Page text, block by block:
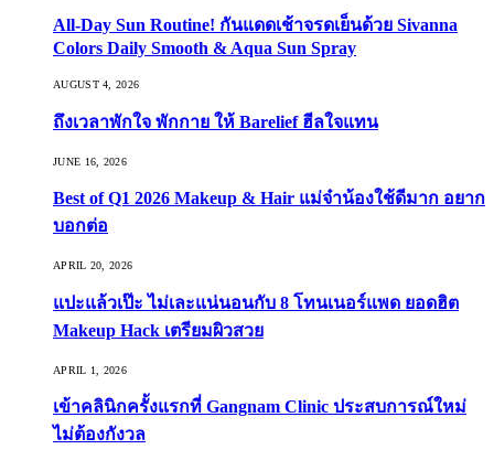
All-Day Sun Routine! กันแดดเช้าจรดเย็นด้วย Sivanna
Colors Daily Smooth & Aqua Sun Spray
AUGUST 4, 2026
ถึงเวลาพักใจ พักกาย ให้ Barelief ฮีลใจแทน
JUNE 16, 2026
Best of Q1 2026 Makeup & Hair แม่จ๋าน้องใช้ดีมาก อยาก
บอกต่อ
APRIL 20, 2026
แปะแล้วเป๊ะ ไม่เละแน่นอนกับ 8 โทนเนอร์แพด ยอดฮิต
Makeup Hack เตรียมผิวสวย
APRIL 1, 2026
เข้าคลินิกครั้งแรกที่ Gangnam Clinic ประสบการณ์ใหม่
ไม่ต้องกังวล